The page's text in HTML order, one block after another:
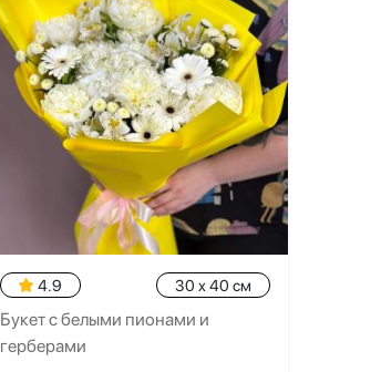
4.9 30 x 40 см
Букет с белыми пионами и
герберами